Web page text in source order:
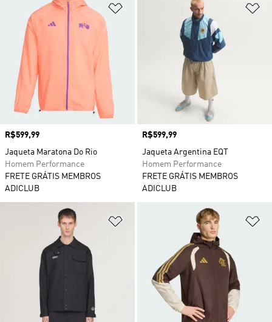
Adicionar à Lista de Desejos
Preço
R$599,99
Jaqueta Maratona Do Rio
Homem Performance
FRETE GRÁTIS MEMBROS
ADICLUB
Preço
R$599,99
Jaqueta Argentina EQT
Homem Performance
FRETE GRÁTIS MEMBROS
ADICLUB
Adicionar à Lista de Desejos